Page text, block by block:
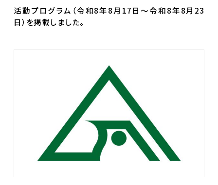
活動プログラム（令和8年8月17日～令和8年8月23
日）を掲載しました。